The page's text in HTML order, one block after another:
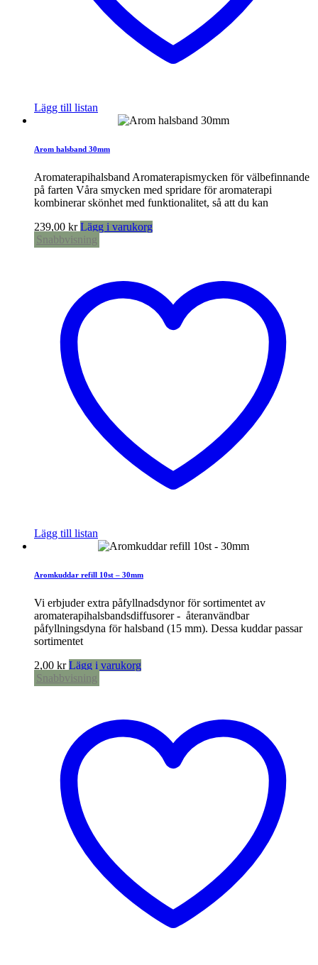
Lägg till listan
Arom halsband 30mm
Aromaterapihalsband Aromaterapismycken för välbefinnande
på farten Våra smycken med spridare för aromaterapi
kombinerar skönhet med funktionalitet, så att du kan
239,00 kr Lägg i varukorg
Snabbvisning
Lägg till listan
Aromkuddar refill 10st – 30mm
Vi erbjuder extra påfyllnadsdynor för sortimentet av
aromaterapihalsbandsdiffusorer - återanvändbar
påfyllningsdyna för halsband (15 mm). Dessa kuddar passar
sortimentet
2,00 kr Lägg i varukorg
Snabbvisning